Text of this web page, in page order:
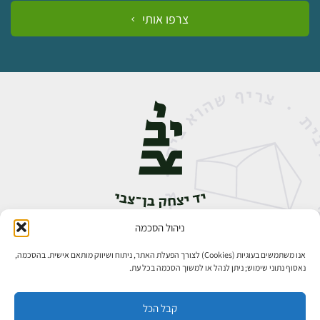
ניהול הסכמה
אנו משתמשים בעוגיות (Cookies) לצורך הפעלת האתר, ניתוח ושיווק מותאם אישית. בהסכמה,
נאסוף נתוני שימוש; ניתן לנהל או למשוך הסכמה בכל עת.
קבל הכל
צרפו אותי
אבן גבירול 14, רחביה, ירושלים